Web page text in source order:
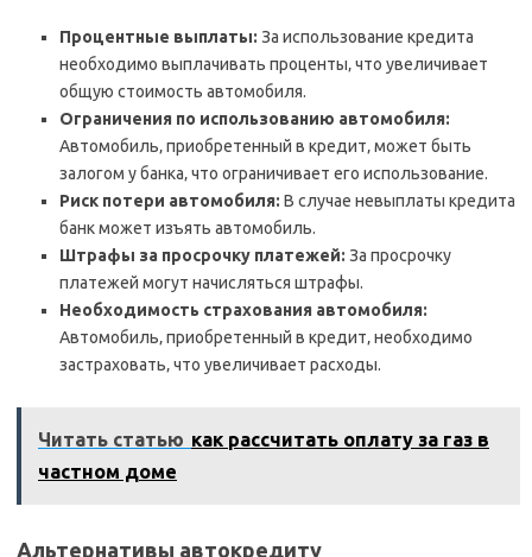
Процентные выплаты: За использование кредита
необходимо выплачивать проценты‚ что увеличивает
общую стоимость автомобиля.
Ограничения по использованию автомобиля:
Автомобиль‚ приобретенный в кредит‚ может быть
залогом у банка‚ что ограничивает его использование.
Риск потери автомобиля: В случае невыплаты кредита
банк может изъять автомобиль.
Штрафы за просрочку платежей: За просрочку
платежей могут начисляться штрафы.
Необходимость страхования автомобиля:
Автомобиль‚ приобретенный в кредит‚ необходимо
застраховать‚ что увеличивает расходы.
Читать статью как рассчитать оплату за газ в
частном доме
Альтернативы автокредиту